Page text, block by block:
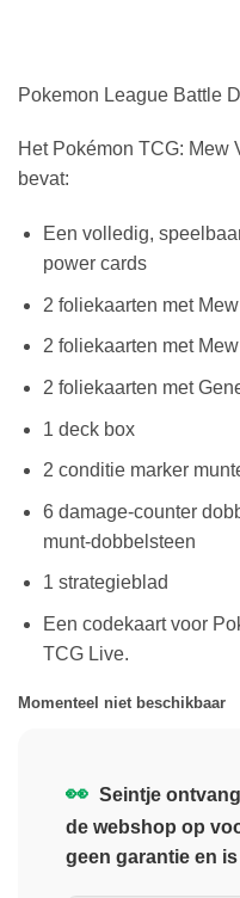
Pokemon League Battle
Het Pokémon TCG: Mew
bevat:
Een volledig,
power cards
2 foliekaarten met
2 foliekaarten met
2 foliekaarten met
1 deck box
2 conditie marker
6 damage-counter
munt-dobbelsteen
1 strategieblad
Een codekaart voor
TCG Live.
Momenteel niet beschikbaar
👀 Seintje
de webshop op
geen garantie en